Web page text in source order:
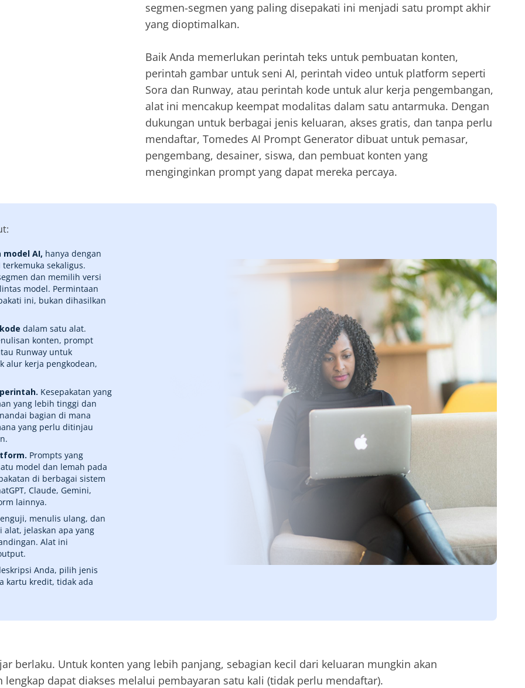
segmen-segmen yang paling disepakati ini menjadi satu prompt akhir
yang dioptimalkan.
Baik Anda memerlukan perintah teks untuk pembuatan konten,
perintah gambar untuk seni AI, perintah video untuk platform seperti
Sora dan Runway, atau perintah kode untuk alur kerja pengembangan,
alat ini mencakup keempat modalitas dalam satu antarmuka. Dengan
dukungan untuk berbagai jenis keluaran, akses gratis, dan tanpa perlu
mendaftar, Tomedes AI Prompt Generator dibuat untuk pemasar,
pengembang, desainer, siswa, dan pembuat konten yang
menginginkan prompt yang dapat mereka percaya.
AI, hanya dengan
sekaligus.
dan memilih versi
model. Permintaan
ini, bukan dihasilkan
dalam satu alat.
konten, prompt
Runway untuk
alur kerja pengkodean,
Kesepakatan yang
yang lebih tinggi dan
bagian di mana
yang perlu ditinjau
Prompts yang
model dan lemah pada
di berbagai sistem
Claude, Gemini,
lainnya.
menulis ulang, dan
jelaskan apa yang
Alat ini
Anda, pilih jenis
kartu kredit, tidak ada
berlaku. Untuk konten yang lebih panjang, sebagian kecil dari keluaran mungkin akan
dapat diakses melalui pembayaran satu kali (tidak perlu mendaftar).